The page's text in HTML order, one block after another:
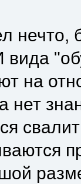
нечто,
на
нет